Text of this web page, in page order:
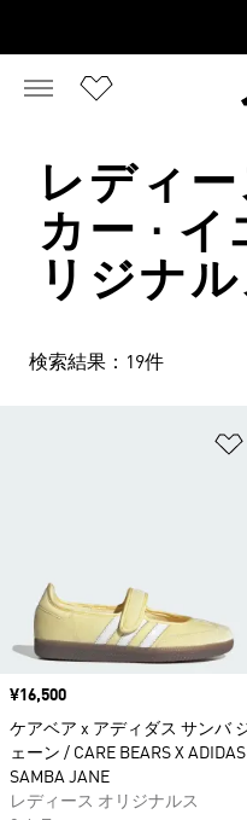
レディ
カー · イ
リジナル
検索結果：19件
価格
¥16,500
ケアベア x アディダス サンバ
ェーン / CARE BEARS X ADIDAS
SAMBA JANE
レディース オリジナルス